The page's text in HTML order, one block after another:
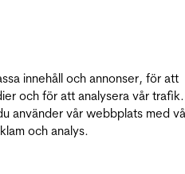
innehåll och annonser, för att
och för att analysera vår
använder vår webbplats med
och analys.